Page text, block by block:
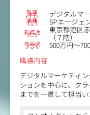
職種 デジタルマ
業種 SPエージェ
勤務地
東京都港区
（７階）
年収例
500万円～
職務内容
デジタルマーケティ
ションを中心に、ク
までを一貫して担当い
【主な業務】